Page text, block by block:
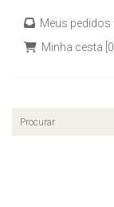
Meus pedidos
Minha cesta [0]